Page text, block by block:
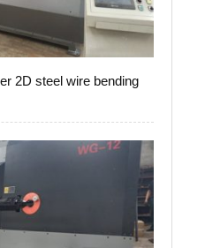
2D steel wire bending